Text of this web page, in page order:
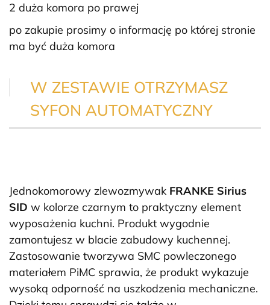
2 duża komora po prawej
po zakupie prosimy o informację po której stronie
ma być duża komora
W ZESTAWIE OTRZYMASZ
SYFON AUTOMATYCZNY
Jednokomorowy zlewozmywak FRANKE Sirius
SID w kolorze czarnym to praktyczny element
wyposażenia kuchni. Produkt wygodnie
zamontujesz w blacie zabudowy kuchennej.
Zastosowanie tworzywa SMC powleczonego
materiałem PiMC sprawia, że produkt wykazuje
wysoką odporność na uszkodzenia mechaniczne.